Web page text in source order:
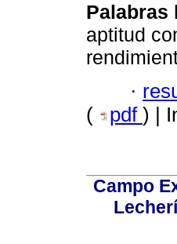
aptitud
·
(
pdf ) |
Campo